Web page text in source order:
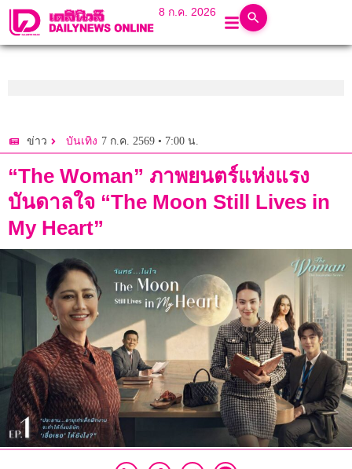
8 ก.ค. 2026
ข่าว บันเทิง 7 ก.ค. 2569 • 7:00 น.
“The Woman” ภาพยนตร์แห่งแรง
บันดาลใจ “The Moon Still Lives in
My Heart”